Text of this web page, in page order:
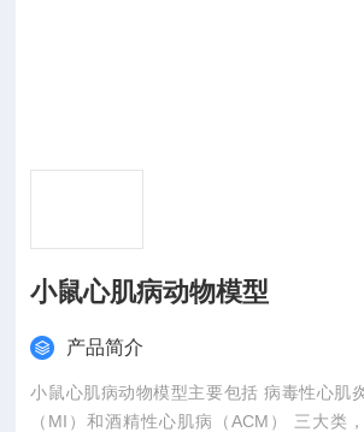
小鼠心肌病动物模型
产品简介
小鼠心肌病动物模型主要包括 病毒性心肌
（MI）和酒精性心肌病（ACM） 三大类